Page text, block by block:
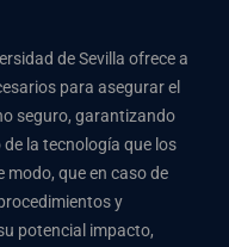
de Sevilla ofrece a
para asegurar el
seguro, garantizando
la tecnología que los
modo, que en caso de
y
potencial impacto,